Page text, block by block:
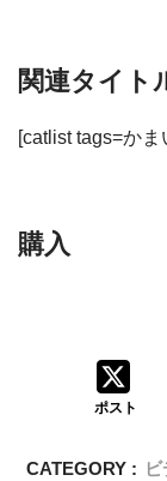
関連タイト
[catlist tags=かま
購入
ポスト
CATEGORY :